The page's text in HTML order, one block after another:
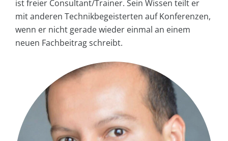
ist freier Consultant/Trainer. Sein Wissen teilt er
mit anderen Technikbegeisterten auf Konferenzen,
wenn er nicht gerade wieder einmal an einem
neuen Fachbeitrag schreibt.